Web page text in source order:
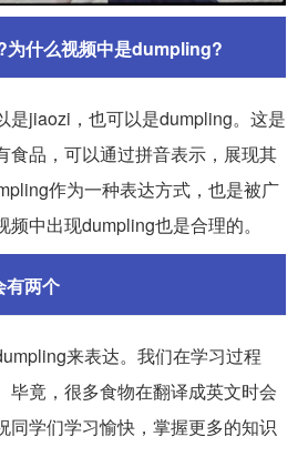
为什么视频中是dumpling?
是jiaozi，也可以是dumpling。这是
食品，可以通过拼音表示，展现其
作为一种表达方式，也是被广
中出现dumpling也是合理的。
有两个
来表达。我们在学习过程
毕竟，很多食物在翻译成英文时会
同学们学习愉快，掌握更多的知识